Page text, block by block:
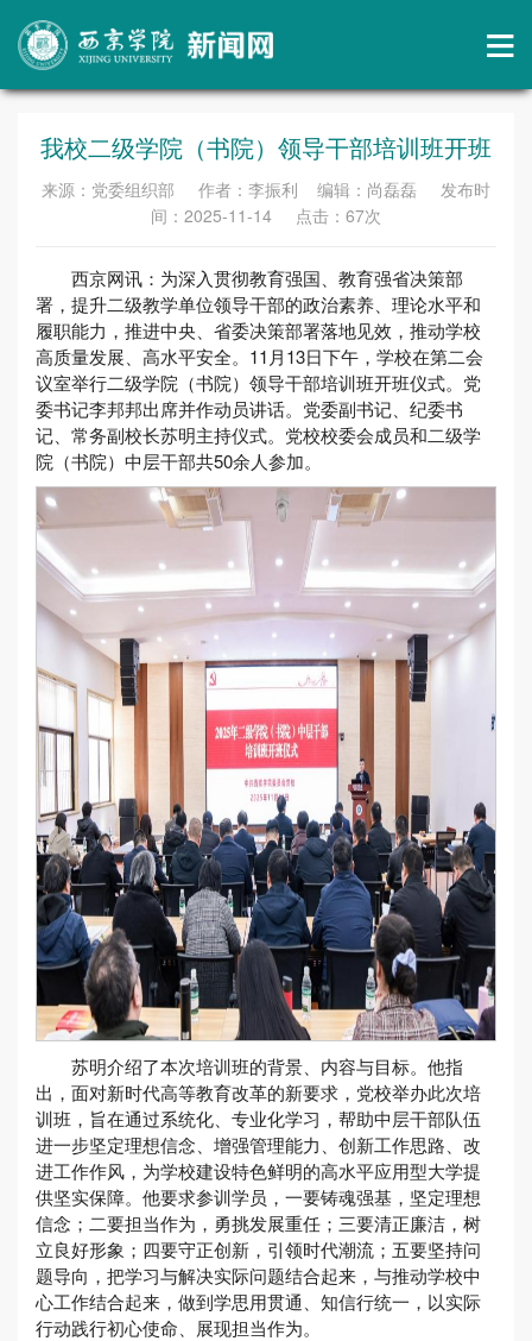
我校二级学院（书院）领导干部培训班开班
来源：党委组织部 作者：李振利 编辑：尚磊磊 发布时
间：2025-11-14 点击： 67次
西京网讯：为深入贯彻教育强国、教育强省决策部
署，提升二级教学单位领导干部的政治素养、理论水平和
履职能力，推进中央、省委决策部署落地见效，推动学校
高质量发展、高水平安全。11月13日下午，学校在第二会
议室举行二级学院（书院）领导干部培训班开班仪式。党
委书记李邦邦出席并作动员讲话。党委副书记、纪委书
记、常务副校长苏明主持仪式。党校校委会成员和二级学
院（书院）中层干部共50余人参加。
苏明介绍了本次培训班的背景、内容与目标。他指
出，面对新时代高等教育改革的新要求，党校举办此次培
训班，旨在通过系统化、专业化学习，帮助中层干部队伍
进一步坚定理想信念、增强管理能力、创新工作思路、改
进工作作风，为学校建设特色鲜明的高水平应用型大学提
供坚实保障。他要求参训学员，一要铸魂强基，坚定理想
信念；二要担当作为，勇挑发展重任；三要清正廉洁，树
立良好形象；四要守正创新，引领时代潮流；五要坚持问
题导向，把学习与解决实际问题结合起来，与推动学校中
心工作结合起来，做到学思用贯通、知信行统一，以实际
行动践行初心使命、展现担当作为。